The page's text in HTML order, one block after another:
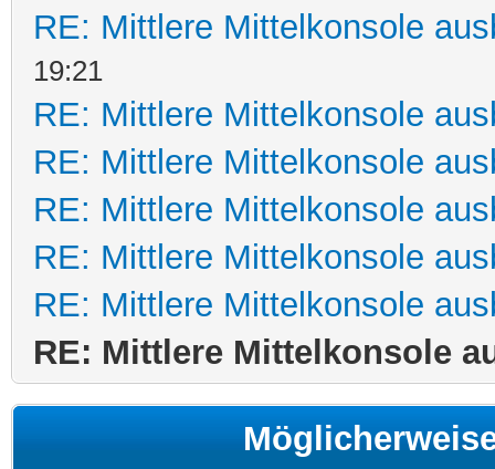
RE: Mittlere Mittelkonsole
19:21
RE: Mittlere Mittelkonsole
RE: Mittlere Mittelkonsole
RE: Mittlere Mittelkonsole
RE: Mittlere Mittelkonsole
RE: Mittlere Mittelkonsole
RE: Mittlere Mittelkonsole